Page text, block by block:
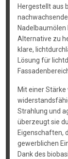
Hergestellt aus
Alternative zu
klare,
Lösung für
Mit einer
Strahlung und
überzeugt sie
Eigenschaften,
gewerblichen
Dank des